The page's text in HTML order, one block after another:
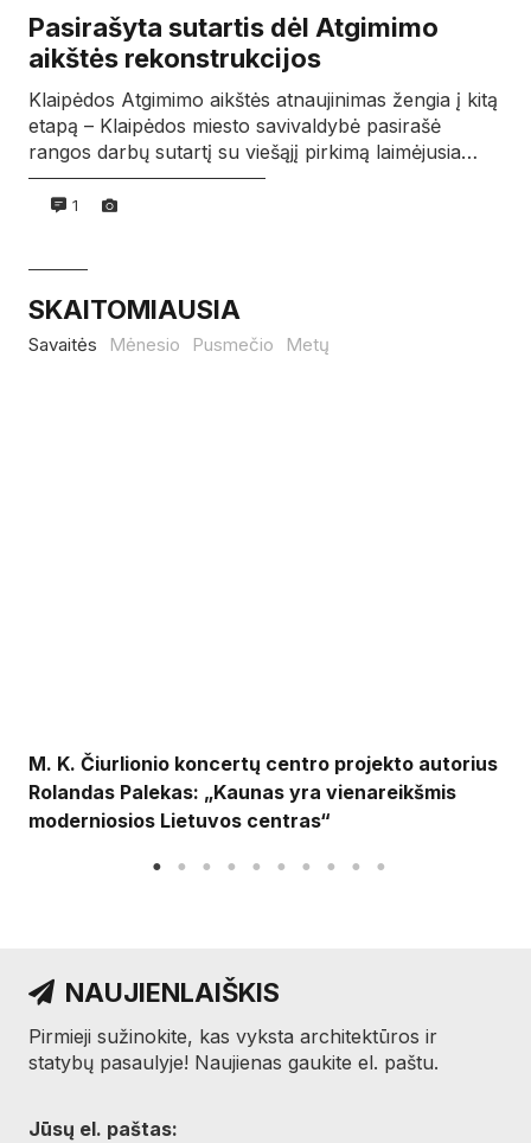
Pasirašyta sutartis dėl Atgimimo
aikštės rekonstrukcijos
Klaipėdos Atgimimo aikštės atnaujinimas žengia į kitą
etapą – Klaipėdos miesto savivaldybė pasirašė
rangos darbų sutartį su viešąjį pirkimą laimėjusia…
1
SKAITOMIAUSIA
Savaitės Mėnesio Pusmečio Metų
M. K. Čiurlionio koncertų centro projekto autorius
Rolandas Palekas: „Kaunas yra vienareikšmis
moderniosios Lietuvos centras“
NAUJIENLAIŠKIS
Pirmieji sužinokite, kas vyksta architektūros ir
statybų pasaulyje! Naujienas gaukite el. paštu.
Jūsų el. paštas: